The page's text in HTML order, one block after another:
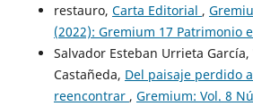
restauro, Carta Editorial ,
(2022): Gremium 17 Patrimonio
Salvador Esteban Urrieta
Castañeda, Del paisaje perdido
reencontrar , Gremium: Vol. 8